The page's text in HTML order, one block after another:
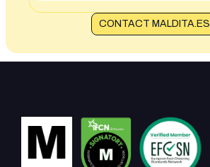
CONTACT MALDITA.ES